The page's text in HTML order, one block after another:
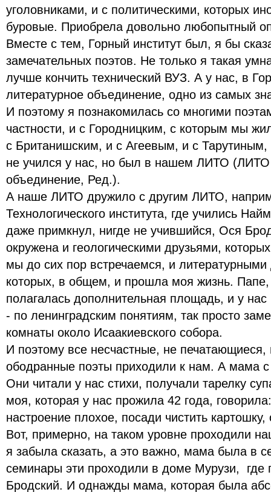
уголовниками, и с политическими, которых
буровые. Приобрела довольно любопытный
Вместе с тем, Горный институт был, я бы
замечательных поэтов. Не только я такая
лучше кончить технический ВУЗ. А у нас, в
литературное объединение, одно из самых
И поэтому я познакомилась со многими
частности, и с Городницким, с которым мы
с Британишским, и с Агеевым, и с Тарутиным,
не учился у нас, но был в нашем ЛИТО (ЛИТО
объединение, Ред.).
А наше ЛИТО дружило с другим ЛИТО,
Технологического института, где учились
даже примкнул, нигде не учившийся, Ося
окружена и геологическими друзьями,
мы до сих пор встречаемся, и литературными
которых, в общем, и прошла моя жизнь. Папе,
полагалась дополнительная площадь, и у
- по ленинградским понятиям, так просто
комнаты около Исаакиевского собора.
И поэтому все несчастные, не печатающиеся,
ободранные поэты приходили к нам. А мама
Они читали у нас стихи, получали тарелку
моя, которая у нас прожила 42 года,
настроение плохое, посади чистить
Вот, примерно, на таком уровне проходили
я забыла сказать, а это важно, мама была в
семинары эти проходили в доме Мурузи,
Бродский. И однажды мама, которая была